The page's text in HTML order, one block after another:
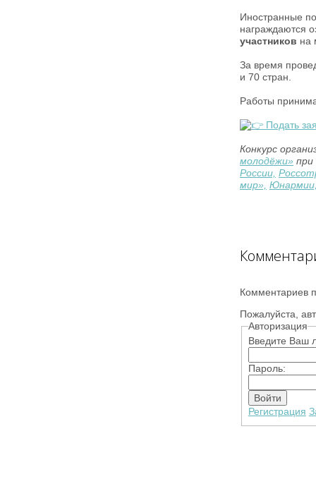
Иностранные
награждаются
участников на
За время
и 70 стран.
Работы
Подать
Конкурс
молодёжи»
России,
мир»,
Комментариев
Пожалуйста,
Авторизация
Введите Ваш
Пароль:
Регистрация